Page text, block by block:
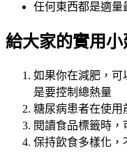
任何東西都是適量
給大家的實用小
如果你在減肥，可
是要控制總熱量
糖尿病患者在使用
閱讀食品標籤時
保持飲食多樣化，